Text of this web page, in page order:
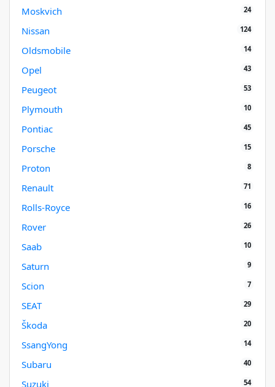
Moskvich 24
Nissan 124
Oldsmobile 14
Opel 43
Peugeot 53
Plymouth 10
Pontiac 45
Porsche 15
Proton 8
Renault 71
Rolls-Royce 16
Rover 26
Saab 10
Saturn 9
Scion 7
SEAT 29
Škoda 20
SsangYong 14
Subaru 40
Suzuki 54